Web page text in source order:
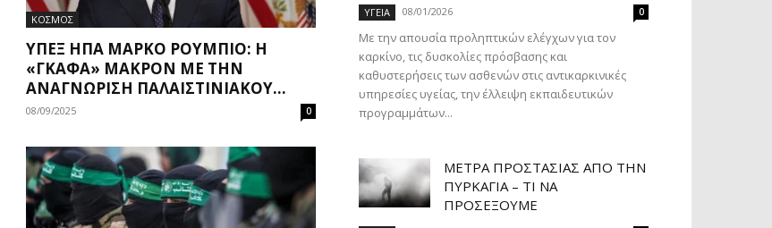
ΚΟΣΜΟΣ
ΥΠΕΞ ΗΠΑ ΜΑΡΚΟ ΡΟΎΜΠΙΟ: Η
«ΓΚΆΦΑ» ΜΑΚΡΌΝ ΜΕ ΤΗΝ
ΑΝΑΓΝΏΡΙΣΗ ΠΑΛΑΙΣΤΙΝΙΑΚΟΎ...
08/09/2025 0
ΥΓΕΙΑ 08/01/2026 0
Με την απουσία προληπτικών ελέγχων για τον
καρκίνο, τις δυσκολίες πρόσβασης και
καθυστερήσεις των ασθενών στις αντικαρκινικές
υπηρεσίες υγείας, την έλλειψη εκπαιδευτικών
προγραμμάτων...
ΜΈΤΡΑ ΠΡΟΣΤΑΣΊΑΣ ΑΠΌ ΤΗΝ
ΠΥΡΚΑΓΙΆ – ΤΙ ΝΑ
ΠΡΟΣΈΞΟΥΜΕ